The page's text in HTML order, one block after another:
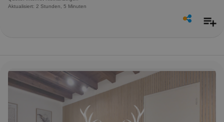
Aktualisiert: 2 Stunden, 5 Minuten